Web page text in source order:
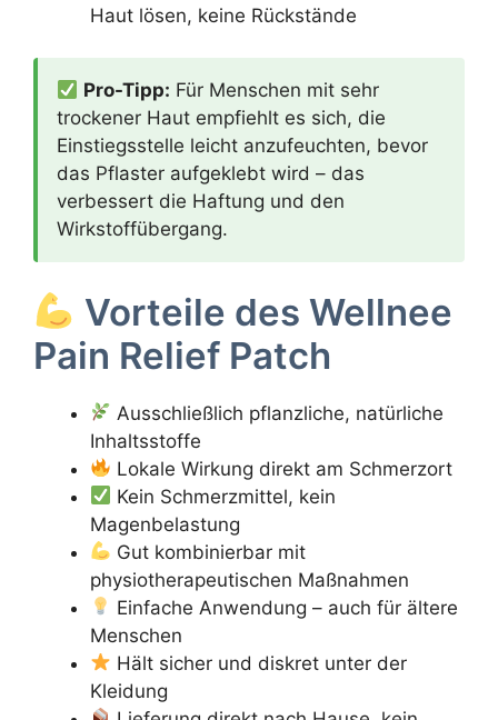
Haut lösen, keine Rückstände
Pro-Tipp: Für Menschen mit sehr
trockener Haut empfiehlt es sich, die
Einstiegsstelle leicht anzufeuchten, bevor
das Pflaster aufgeklebt wird – das
verbessert die Haftung und den
Wirkstoffübergang.
Vorteile des Wellnee
Pain Relief Patch
Ausschließlich pflanzliche, natürliche
Inhaltsstoffe
Lokale Wirkung direkt am Schmerzort
Kein Schmerzmittel, kein
Magenbelastung
Gut kombinierbar mit
physiotherapeutischen Maßnahmen
Einfache Anwendung – auch für ältere
Menschen
Hält sicher und diskret unter der
Kleidung